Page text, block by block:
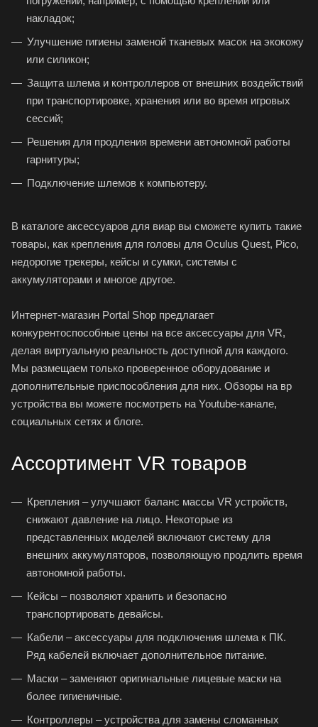
накладок;
Улучшение гигиены заменой тканевых масок на экокожу
или силикон;
Защита шлема и контроллеров от внешних воздействий
при транспортировке, хранения или во время игровых
сессий;
Решения для продления времени автономной работы
гарнитуры;
Подключение шлемов к компьютеру.
В каталоге аксессуаров для виар вы сможете купить такие
товары, как крепления для головы для Oculus Quest, Pico,
недорогие трекеры, кейсы и сумки, системы с
аккумуляторами и многое другое.
Интернет-магазин Portal Shop предлагает
конкурентоспособные цены на все аксессуары для VR,
делая виртуальную реальность доступной для каждого.
Мы размещаем только проверенное оборудование и
дополнительные приспособления для них. Обзоры на вр
устройства вы можете посмотреть на Youtube-канале,
социальных сетях и блоге.
Ассортимент VR товаров
Крепления – улучшают баланс массы VR устройств,
снижают давление на лицо. Некоторые из
представленных моделей включают систему для
внешних аккумуляторов, позволяющую продлить время
автономной работы.
Кейсы – позволяют хранить и безопасно
транспортировать девайсы.
Кабели – аксессуары для подключения шлема к ПК.
Ряд кабелей включает дополнительное питание.
Маски – заменяют оригинальные лицевые маски на
более гигиеничные.
Контроллеры – устройства для замены сломанных